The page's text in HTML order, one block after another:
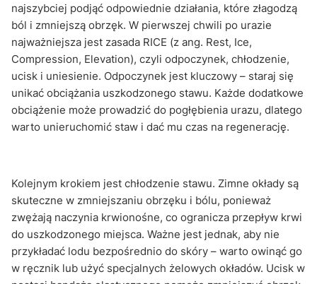
najszybciej podjąć odpowiednie działania, które złagodzą
ból i zmniejszą obrzęk. W pierwszej chwili po urazie
najważniejsza jest zasada RICE (z ang. Rest, Ice,
Compression, Elevation), czyli odpoczynek, chłodzenie,
ucisk i uniesienie. Odpoczynek jest kluczowy – staraj się
unikać obciążania uszkodzonego stawu. Każde dodatkowe
obciążenie może prowadzić do pogłębienia urazu, dlatego
warto unieruchomić staw i dać mu czas na regenerację.
Kolejnym krokiem jest chłodzenie stawu. Zimne okłady są
skuteczne w zmniejszaniu obrzęku i bólu, ponieważ
zwężają naczynia krwionośne, co ogranicza przepływ krwi
do uszkodzonego miejsca. Ważne jest jednak, aby nie
przykładać lodu bezpośrednio do skóry – warto owinąć go
w ręcznik lub użyć specjalnych żelowych okładów. Ucisk w